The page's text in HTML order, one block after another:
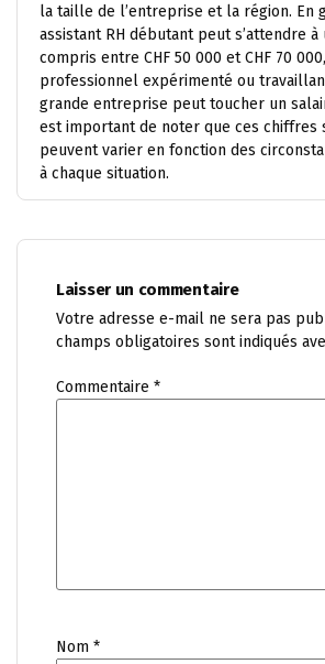
la taille de l’entreprise et la région. En
assistant RH débutant peut s’attendre
compris entre CHF 50 000 et CHF 70
professionnel expérimenté ou
grande entreprise peut toucher un
est important de noter que ces chiffres
peuvent varier en fonction des
à chaque situation.
Laisser un commentaire
Votre adresse e-mail ne sera pas
champs obligatoires sont indiqués
Commentaire *
Nom *